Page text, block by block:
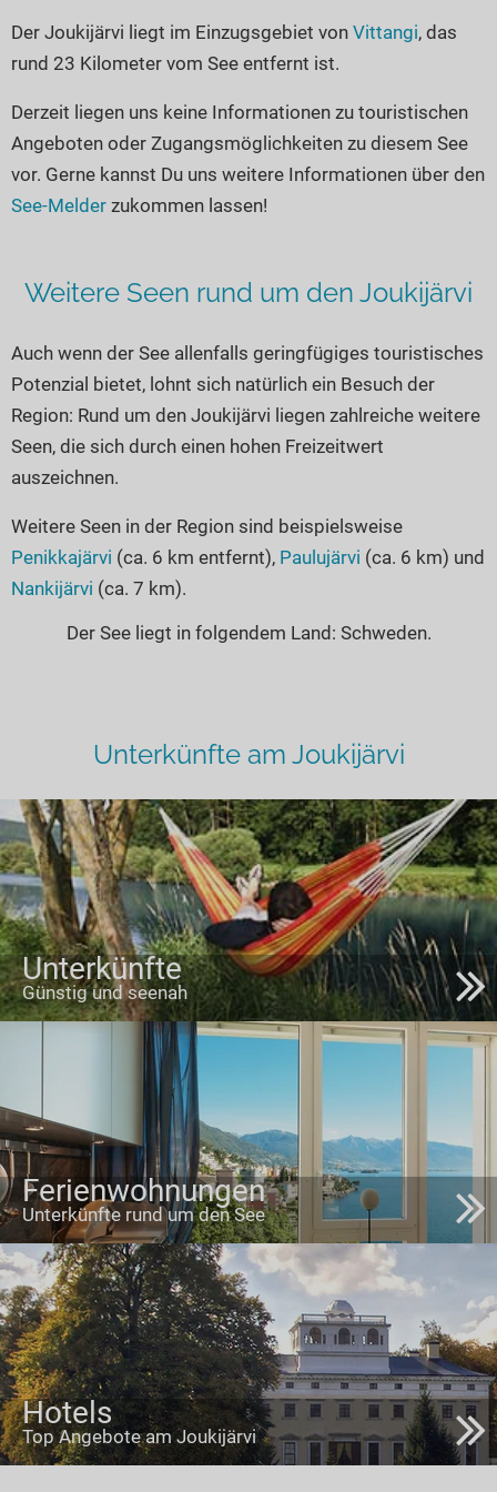
Österreich
Frankreich
Niederlande
Schweden
alle Länder…
Der Joukijärvi liegt im Einzugsgebiet von Vittangi, das
rund 23 Kilometer vom See entfernt ist.
Derzeit liegen uns keine Informationen zu touristischen
Angeboten oder Zugangsmöglichkeiten zu diesem See
vor. Gerne kannst Du uns weitere Informationen über den
See-Melder zukommen lassen!
Weitere Seen rund um den Joukijärvi
Auch wenn der See allenfalls geringfügiges touristisches
Potenzial bietet, lohnt sich natürlich ein Besuch der
Region: Rund um den Joukijärvi liegen zahlreiche weitere
Seen, die sich durch einen hohen Freizeitwert
auszeichnen.
Weitere Seen in der Region sind beispielsweise
Penikkajärvi (ca. 6 km entfernt), Paulujärvi (ca. 6 km) und
Nankijärvi (ca. 7 km).
Der See liegt in folgendem Land: Schweden.
Unterkünfte am Joukijärvi
Unterkünfte
Günstig und seenah
Ferienwohnungen
Unterkünfte rund um den See
Hotels
Top Angebote am Joukijärvi